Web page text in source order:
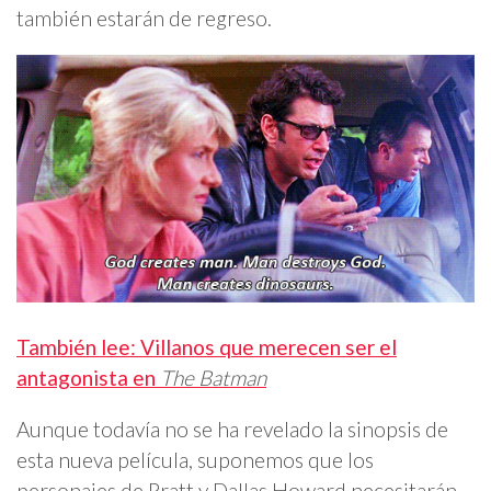
también estarán de regreso.
También lee: Villanos que merecen ser el
antagonista en The Batman
Aunque todavía no se ha revelado la sinopsis de
esta nueva película, suponemos que los